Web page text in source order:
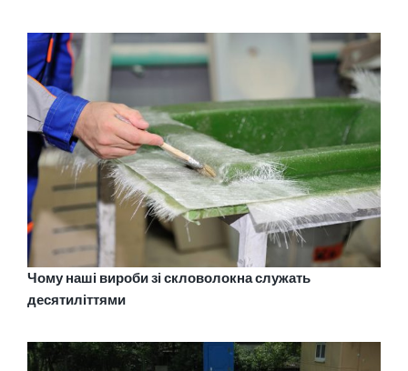
Чому наші вироби зі скловолокна служать
десятиліттями